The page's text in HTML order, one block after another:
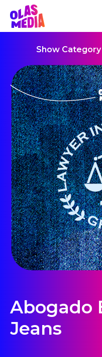
Show Category
Abogado
Jeans